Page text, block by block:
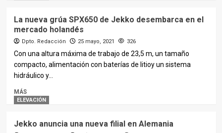
La nueva grúa SPX650 de Jekko desembarca en el
mercado holandés
Dpto. Redacción 25 mayo, 2021 326
Con una altura máxima de trabajo de 23,5 m, un tamaño
compacto, alimentación con baterías de litioy un sistema
hidráulico y...
MÁS
ELEVACIÓN
Jekko anuncia una nueva filial en Alemania